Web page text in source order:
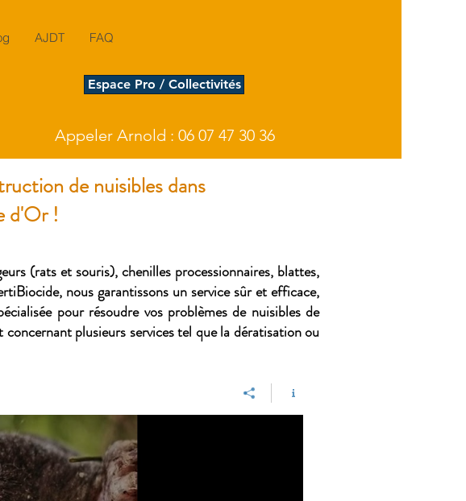
AJDT FAQ
Espace Pro / Collectivités
Appeler Arnold : 06 07 47 30 36
de nuisibles dans
d'Or !​​
(rats et souris), chenilles processionnaires, blattes,
nous garantissons un service sûr et efficace,
pour résoudre vos problèmes de nuisibles de
plusieurs services tel que la dératisation ou